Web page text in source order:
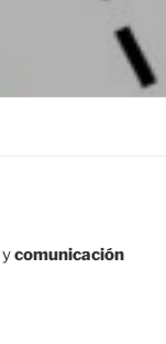
ycomunicación